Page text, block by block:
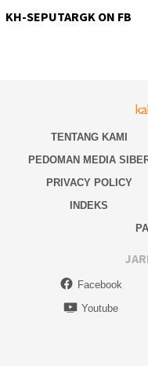
KH-SEPUTARGK ON FB
TENTANG KAMI
PEDOMAN MEDIA
PRIVACY POLICY
INDEKS
Facebook
Youtube